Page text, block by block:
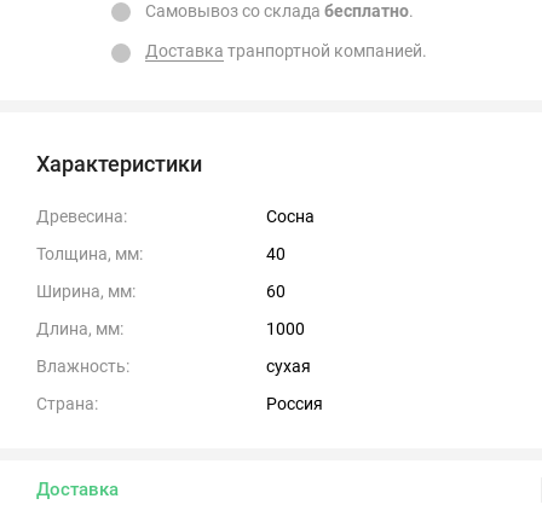
Характеристики
Древесина:
Сосна
Толщина, мм:
40
Ширина, мм:
60
Длина, мм:
1000
Влажность:
сухая
Страна:
Россия
Самовывоз со склада бесплатно.
Доставка транпортной компанией.
Доставка